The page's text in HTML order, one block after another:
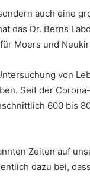
auch eine
das Dr. Berns
Moers und
von
Seit der
600 bis
Zeiten auf
dazu bei,